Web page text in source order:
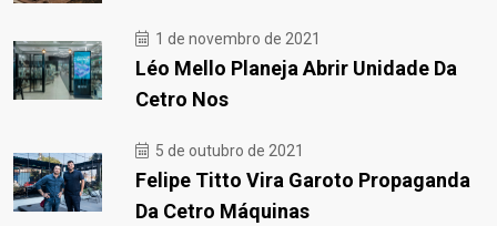
1 de novembro de 2021
Léo Mello Planeja Abrir Unidade Da
Cetro Nos
5 de outubro de 2021
Felipe Titto Vira Garoto Propaganda
Da Cetro Máquinas